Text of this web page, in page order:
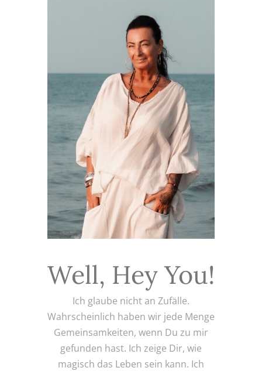
Well, Hey You!
Ich glaube nicht an Zufälle.
Wahrscheinlich haben wir jede Menge
Gemeinsamkeiten, wenn Du zu mir
gefunden hast. Ich zeige Dir, wie
magisch das Leben sein kann. Ich